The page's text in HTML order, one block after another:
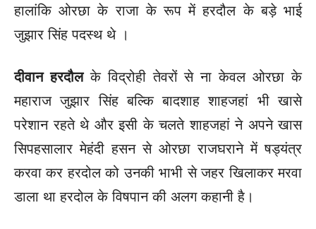
हालांकि ओरछा के राजा के रूप में हरदौल के बड़े भाई
जुझार सिंह पदस्थ थे ।
दीवान हरदौलके विद्रोही तेवरों से ना केवल ओरछा के
महाराज जुझार सिंह बल्कि बादशाह शाहजहां भी खासे
परेशान रहते थे और इसी के चलते शाहजहां ने अपने खास
सिपहसालार मेहंदी हसन से ओरछा राजघराने में षड्यंत्र
करवा कर हरदोल को उनकी भाभी से जहर खिलाकर मरवा
डाला था हरदोल के विषपान की अलग कहानी है।